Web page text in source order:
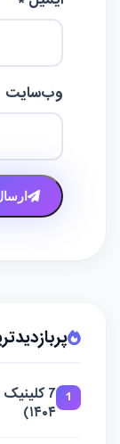
وب‌سایت
1
7
۱۴۰۴)